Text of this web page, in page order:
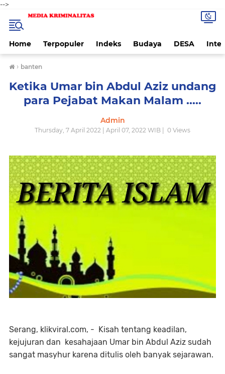
-->
Home Terpopuler Indeks Budaya DESA
› banten
Ketika Umar bin Abdul Aziz undang
para Pejabat Makan Malam .....
Admin
Thursday, 7 April 2022 | April 07, 2022 WIB | 0 Views
Serang, klikviral.com, - Kisah tentang keadilan,
kejujuran dan kesahajaan Umar bin Abdul Aziz sudah
sangat masyhur karena ditulis oleh banyak sejarawan.